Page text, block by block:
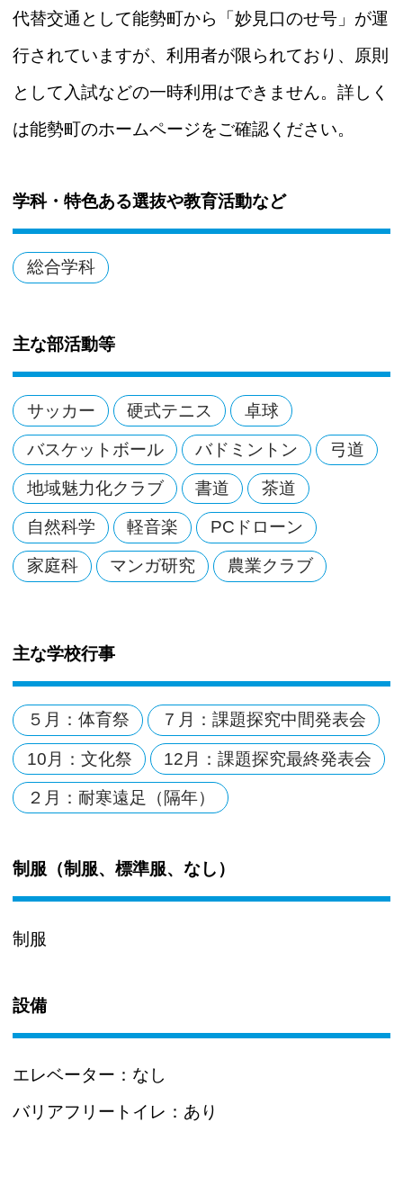
代替交通として能勢町から「妙見口のせ号」が運
行されていますが、利用者が限られており、原則
として入試などの一時利用はできません。詳しく
は能勢町のホームページをご確認ください。
学科・特色ある選抜や教育活動など
総合学科
主な部活動等
サッカー 硬式テニス 卓球
バスケットボール バドミントン 弓道
地域魅力化クラブ 書道 茶道
自然科学 軽音楽 PCドローン
家庭科 マンガ研究 農業クラブ
主な学校行事
５月：体育祭 ７月：課題探究中間発表会
10月：文化祭 12月：課題探究最終発表会
２月：耐寒遠足（隔年）
制服（制服、標準服、なし）
制服
設備
エレベーター： なし
バリアフリートイレ： あり